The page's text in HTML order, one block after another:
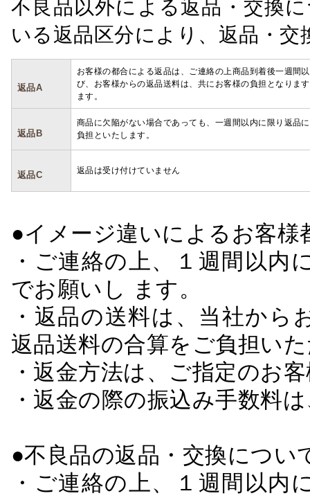
不良品以外による返品・交換
いる返品区分により、返品・
返品A
お客様の都合による返品は、ご連絡の上商品到着後一週間
び、お客様からの返品送料は、共にお客様の負担となりま
ます。
返品B
商品に欠陥がない場合であっても、一週間以内に限り返品
負担といたします。
返品C 返品は受け付けていません
●イメージ違いによるお客
・ご連絡の上、１週間以
でお願いし ます。
・返品の送料は、当社か
返品送料の合算をご負担い
・返金方法は、ご指定のお
・返金の際の振込み手数料
●不良品の返品・交換につい
・ご連絡の上、１週間以